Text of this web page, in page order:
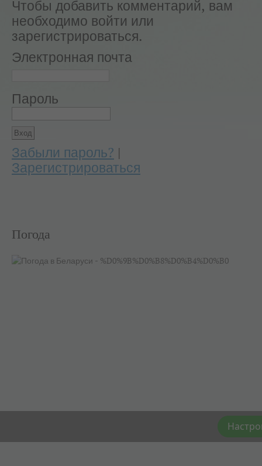
Чтобы добавить комментарий, вам
необходимо войти или
зарегистрироваться.
Электронная почта
Пароль
Забыли пароль? |
Зарегистрироваться
Погода